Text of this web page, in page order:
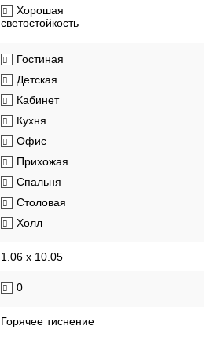
Хорошая
светостойкость
Гостиная
Детская
Кабинет
Кухня
Офис
Прихожая
Спальня
Столовая
Холл
1.06 x 10.05
0
Горячее тиснение